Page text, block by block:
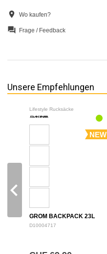
location_on Wo kaufen?
question_answer Frage / Feedback
Unsere Empfehlungen
Lifestyle Rucksäcke
NEW
GROM BACKPACK 23L
D10004717
navigate_before